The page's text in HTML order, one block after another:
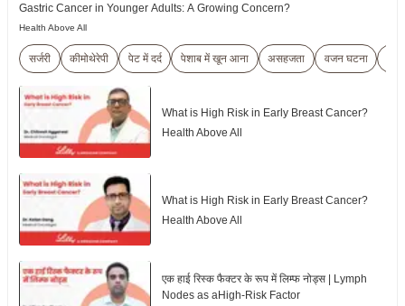
Gastric Cancer in Younger Adults: A Growing Concern?
Health Above All
सर्जरी कीमोथेरेपी पेट में दर्द पेशाब में खून आना असहजता वजन घटना
What is High Risk in Early Breast Cancer?
Health Above All
What is High Risk in Early Breast Cancer?
Health Above All
एक हाई रिस्क फैक्टर के रूप में लिम्फ नोड्स | Lymph
Nodes as aHigh-Risk Factor